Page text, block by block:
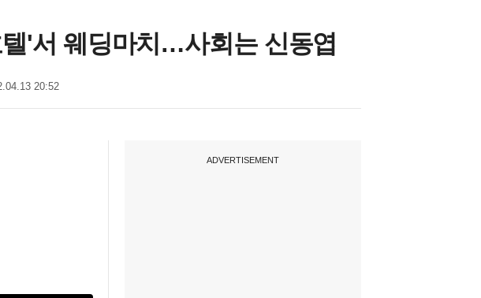
'서 웨딩마치…사회는 신동엽
20:52
ADVERTISEMENT